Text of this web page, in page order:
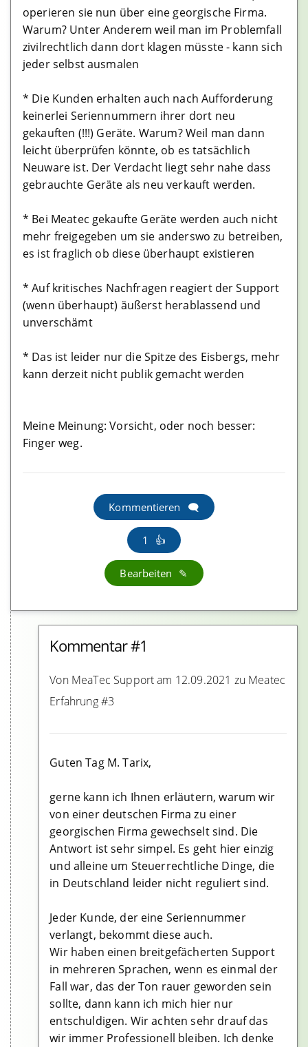
operieren sie nun über eine georgische Firma.
Warum? Unter Anderem weil man im Problemfall
zivilrechtlich dann dort klagen müsste - kann sich
jeder selbst ausmalen
* Die Kunden erhalten auch nach Aufforderung
keinerlei Seriennummern ihrer dort neu
gekauften (!!!) Geräte. Warum? Weil man dann
leicht überprüfen könnte, ob es tatsächlich
Neuware ist. Der Verdacht liegt sehr nahe dass
gebrauchte Geräte als neu verkauft werden.
* Bei Meatec gekaufte Geräte werden auch nicht
mehr freigegeben um sie anderswo zu betreiben,
es ist fraglich ob diese überhaupt existieren
* Auf kritisches Nachfragen reagiert der Support
(wenn überhaupt) äußerst herablassend und
unverschämt
* Das ist leider nur die Spitze des Eisbergs, mehr
kann derzeit nicht publik gemacht werden
Meine Meinung: Vorsicht, oder noch besser:
Finger weg.
Kommentieren
1
Bearbeiten
Kommentar #1
Von MeaTec Support am 12.09.2021 zu Meatec
Erfahrung #3
Guten Tag M. Tarix,
gerne kann ich Ihnen erläutern, warum wir
von einer deutschen Firma zu einer
georgischen Firma gewechselt sind. Die
Antwort ist sehr simpel. Es geht hier einzig
und alleine um Steuerrechtliche Dinge, die
in Deutschland leider nicht reguliert sind.
Jeder Kunde, der eine Seriennummer
verlangt, bekommt diese auch.
Wir haben einen breitgefächerten Support
in mehreren Sprachen, wenn es einmal der
Fall war, das der Ton rauer geworden sein
sollte, dann kann ich mich hier nur
entschuldigen. Wir achten sehr drauf das
wir immer Professionell bleiben. Ich denke